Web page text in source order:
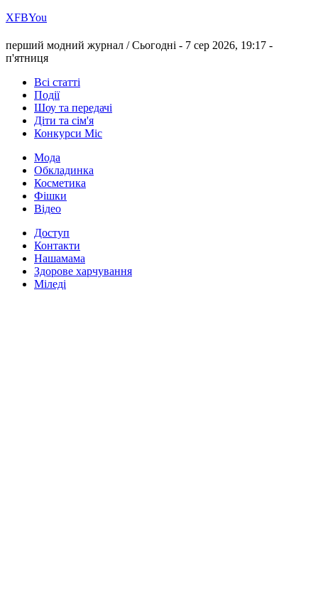
ХFBYou
перший модний журнал /Сьогодні - 7 сер 2026, 19:17 -
п'ятниця
Всі статті
Події
Шоу та передачі
Діти та сім'я
Конкурси Міс
Мода
Обкладинка
Косметика
Фішки
Відео
Доступ
Контакти
Нашамама
Здорове харчування
Міледі